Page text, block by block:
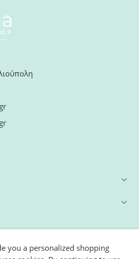
you a personalized shopping